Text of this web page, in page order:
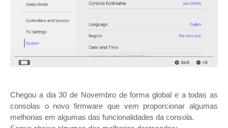
Chegou a dia 30 de Novembro de forma global e a todas as
consolas o novo firmware que vem proporcionar algumas
melhorias em algumas das funcionalidades da consola.